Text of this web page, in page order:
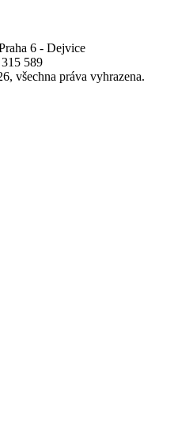
6 - Dejvice
589
všechna práva vyhrazena.